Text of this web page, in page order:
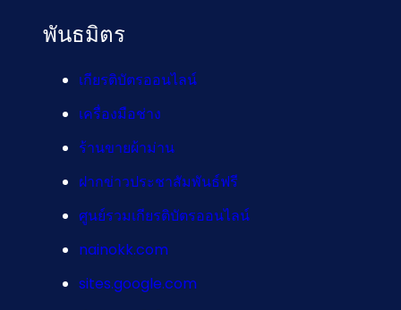
พันธมิตร
เกียรติบัตรออนไลน์
เครื่องมือช่าง
ร้านขายผ้าม่าน
ฝากข่าวประชาสัมพันธ์ฟรี
ศูนย์รวมเกียรติบัตรออนไลน์
nainokk.com
sites.google.com